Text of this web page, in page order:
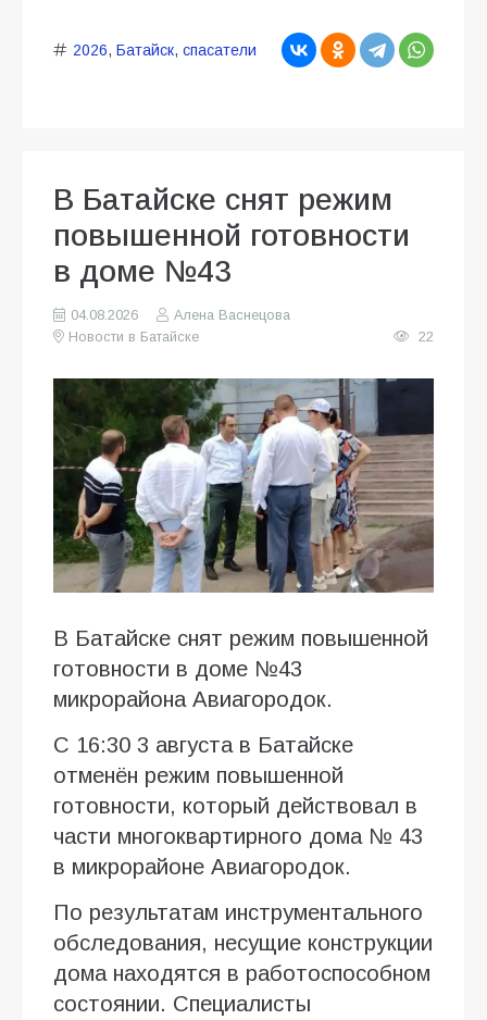
2026, Батайск, спасатели
В Батайске снят режим
повышенной готовности
в доме №43
04.08.2026
Алена Васнецова
Новости в Батайске
22
В Батайске снят режим повышенной
готовности в доме №43
микрорайона Авиагородок.
С 16:30 3 августа в Батайске
отменён режим повышенной
готовности, который действовал в
части многоквартирного дома № 43
в микрорайоне Авиагородок.
По результатам инструментального
обследования, несущие конструкции
дома находятся в работоспособном
состоянии. Специалисты